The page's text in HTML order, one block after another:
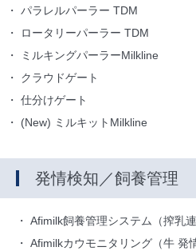
パラレルパーラー TDM
ロータリーパーラー TDM
ミルキングパーラーMilkline
クラウドゲート
仕分けゲート
(New) ミルキットMilkline
発情検知／飼養管理
Afimilk飼養管理システム（搾乳連
Afimilkカウモニタリング（牛 発